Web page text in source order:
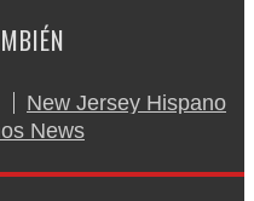
New Jersey Hispano
News